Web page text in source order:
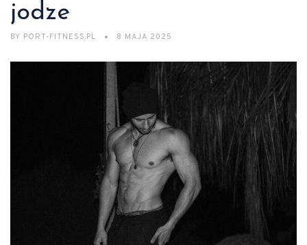
jodze
BY PORT-FITNESS.PL 8 MAJA 2025